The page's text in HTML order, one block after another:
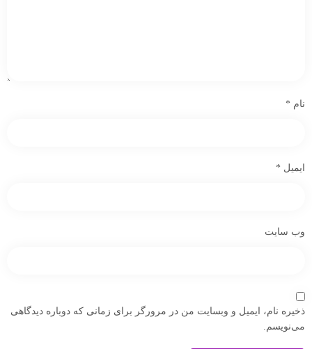
نام *
ایمیل *
وب‌ سایت
ذخیره نام، ایمیل و وبسایت من در مرورگر برای زمانی که دوباره دیدگاهی
می‌نویسم.